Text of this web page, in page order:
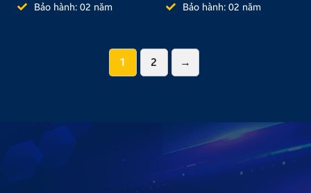
Bảo hành: 02 năm
Bảo hành: 02 năm
1 2 →